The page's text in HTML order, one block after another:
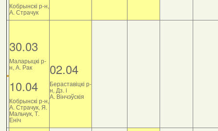
Кобрынскі р-н,
А. Страчук
30.03
Маларыцкі р-
н, А. Рак
10.04
Кобрынскі р-н,
А. Страчук, Я.
Мальчук, Т.
Еніч
02.04
Бераставіцкі р-
н, Дз. і
А. Вінчэўскія